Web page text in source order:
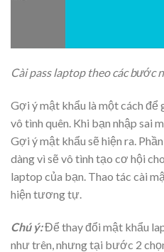
Cài pass laptop theo các bước
Gợi ý mật khẩu là một cách
vô tình quên. Khi bạn nhập sai
Gợi ý mật khẩu sẽ hiện ra.
dàng vì sẽ vô tình tạo cơ hội
laptop của bạn. Thao tác cài
hiện tương tự.
Chú ý:Để thay đổi mật khẩu
như trên, nhưng tại bước 2